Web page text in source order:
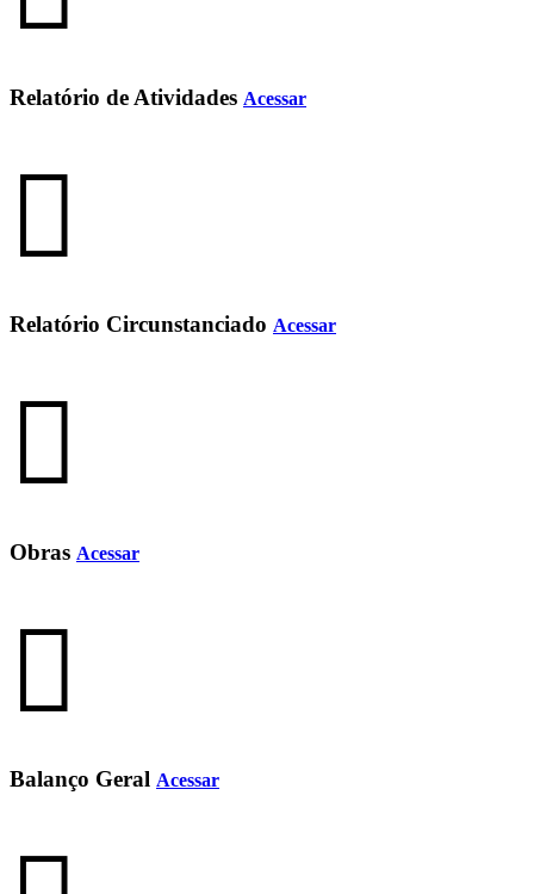
Relatório de Atividades Acessar
Relatório Circunstanciado Acessar
Obras Acessar
Balanço Geral Acessar